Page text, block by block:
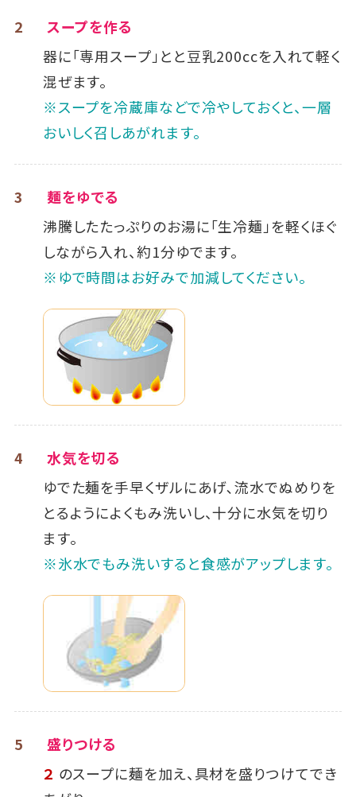
2
スープを作る
器に「専用スープ」とと豆乳200ccを入れて軽く
混ぜます。
※スープを冷蔵庫などで冷やしておくと、一層
おいしく召しあがれます。
3
麺をゆでる
沸騰したたっぷりのお湯に「生冷麺」を軽くほぐ
しながら入れ、約1分ゆでます。
※ゆで時間はお好みで加減してください。
4
水気を切る
ゆでた麺を手早くザルにあげ､流水でぬめりを
とるようによくもみ洗いし、十分に水気を切り
ます。
※氷水でもみ洗いすると食感がアップします。
5
盛りつける
２ のスープに麺を加え、具材を盛りつけてでき